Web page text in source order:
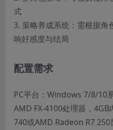
式
3. 策略养成系统：需根据角
响好感度与结局
配置需求
PC平台：Windows 7/8/10
AMD FX-4100处理器，
740或AMD Radeon R7 250